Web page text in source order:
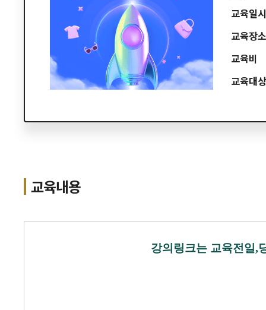
교육일시
교육장소
교육비
교육대상
교육내용
강의링크는 교육전일,